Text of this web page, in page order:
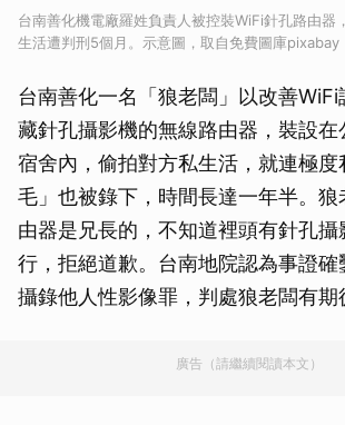
台南善化機電廠羅姓負責人被控裝WiFi針孔路由器
生活遭判刑5個月。示意圖，取自免費圖庫pixabay
台南善化一名「狼老闆」以改善WiFi
藏針孔攝影機的無線路由器，裝設在
宿舍內，偷拍對方私生活，就連極
毛」也被錄下，時間長達一年半。狼
由器是兄長的，不知道裡頭有針孔
行，拒絕道歉。台南地院認為事證確
攝錄他人性影像罪，判處狼老闆有期
廣告（請繼續閱讀本文）